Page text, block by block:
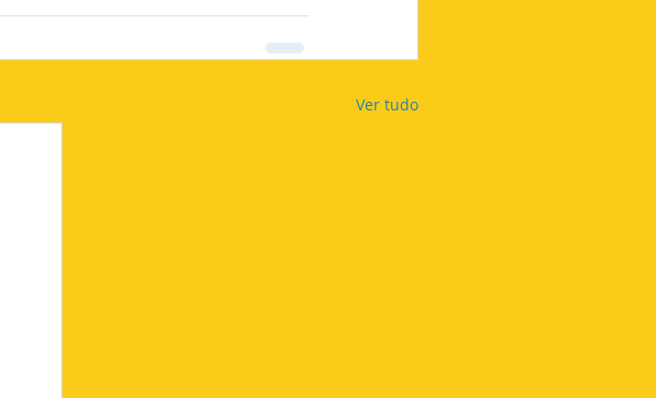
Ver tudo